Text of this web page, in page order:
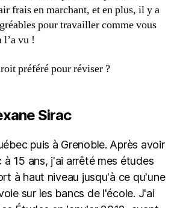
frais en marchant, et en plus, il y a
pour travailler comme vous
vu !
préféré pour réviser ?
Sirac
puis à Grenoble. Après avoir
15 ans, j'ai arrêté mes études
à haut niveau jusqu'à ce qu'une
sur les bancs de l'école. J'ai